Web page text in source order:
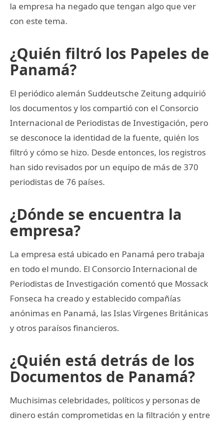
la empresa ha negado que tengan algo que ver
con este tema.
¿Quién filtró los Papeles de
Panamá?
El periódico alemán Suddeutsche Zeitung adquirió
los documentos y los compartió con el Consorcio
Internacional de Periodistas de Investigación, pero
se desconoce la identidad de la fuente, quién los
filtró y cómo se hizo. Desde entonces, los registros
han sido revisados por un equipo de más de 370
periodistas de 76 países.
¿Dónde se encuentra la
empresa?
La empresa está ubicado en Panamá pero trabaja
en todo el mundo. El Consorcio Internacional de
Periodistas de Investigación comentó que Mossack
Fonseca ha creado y establecido compañías
anónimas en Panamá, las Islas Vírgenes Británicas
y otros paraísos financieros.
¿Quién está detrás de los
Documentos de Panamá?
Muchisimas celebridades, políticos y personas de
dinero están comprometidas en la filtración y entre